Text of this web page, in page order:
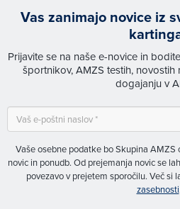
Vas zanimajo novice iz
Prijavite se na naše e-novice in
športnikov, AMZS testih,
dogajanju v
Vaše osebne podatke bo Skupina
novic in ponudb. Od prejemanja novic se
povezavo v prejetem sporočilu. Več si
zasebnosti.